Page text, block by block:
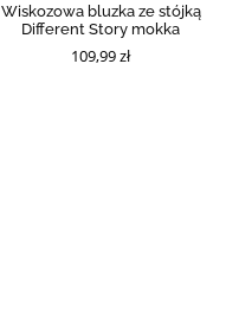
Wiskozowa bluzka ze stójką
Different Story mokka
109,99 zł